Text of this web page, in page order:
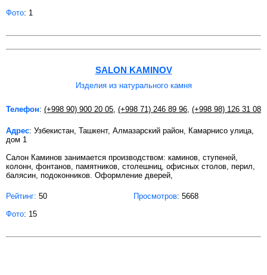
Фото: 1
SALON KAMINOV
Изделия из натурального камня
Телефон: (+998 90) 900 20 05, (+998 71) 246 89 96, (+998 98) 126 31 08
Адрес: Узбекистан, Ташкент, Алмазарский район, Камарнисо улица,
дом 1
Салон Каминов занимается производством: каминов, ступеней,
колонн, фонтанов, памятников, столешниц, офисных столов, перил,
балясин, подоконников. Оформление дверей,
Рейтинг: 50 Просмотров: 5668
Фото: 15